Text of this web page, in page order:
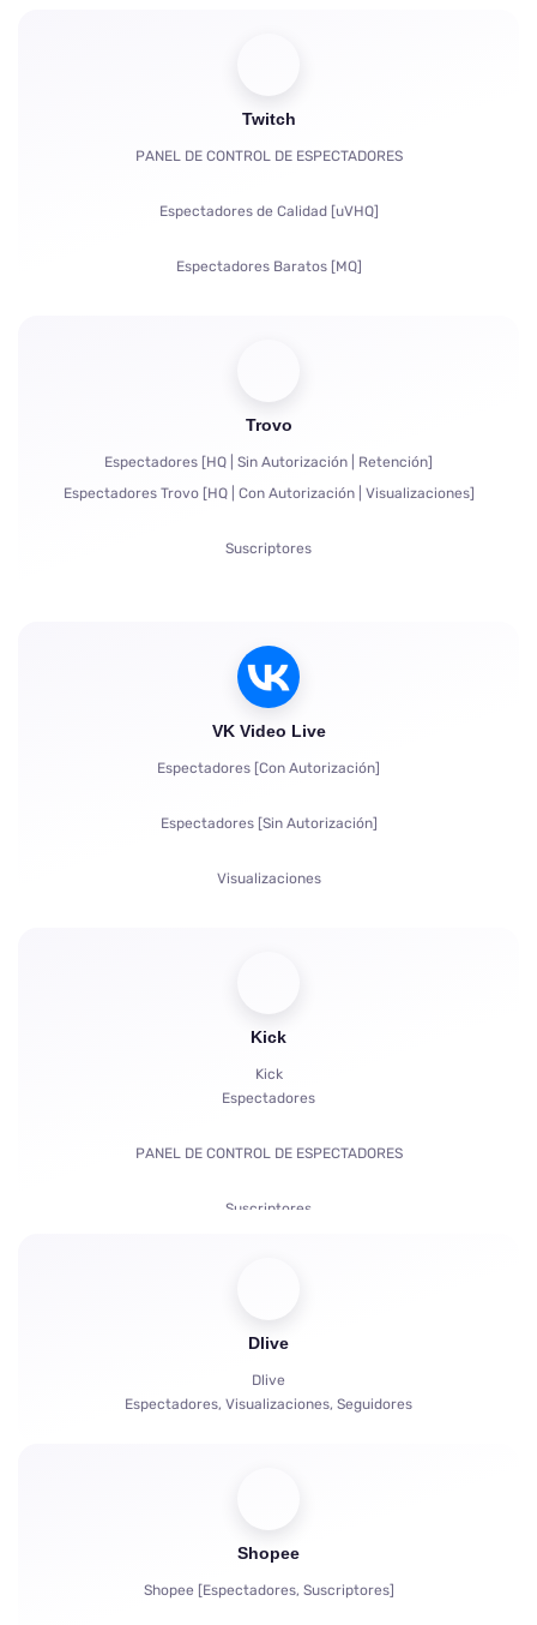
Horas de Visualización para YouTube
Twitch
PANEL DE CONTROL DE ESPECTADORES
Espectadores de Calidad [uVHQ]
Espectadores Baratos [MQ]
Bits | Suscripciones de Pago | Primes
Bots de chat
Comunicación en Vivo en el Chat
Quejas
Trovo
Espectadores [HQ | Sin Autorización | Retención]
Espectadores Trovo [HQ | Con Autorización | Visualizaciones]
Suscriptores
VK Video Live
Espectadores [Con Autorización]
Espectadores [Sin Autorización]
Visualizaciones
Kick
Kick
Espectadores
PANEL DE CONTROL DE ESPECTADORES
Suscriptores
Bots de chat
Dlive
Dlive
Espectadores, Visualizaciones, Seguidores
Shopee
Shopee [Espectadores, Suscriptores]